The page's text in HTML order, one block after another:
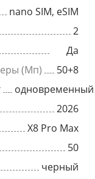
nano SIM, eSIM
2
Да
(Мп)
50+8
одновременный
2026
X8 Pro Max
50
черный